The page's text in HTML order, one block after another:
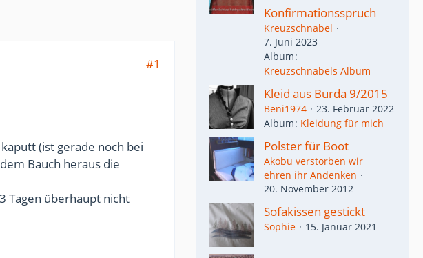
#1
(ist gerade noch bei
Bauch heraus die
Tagen überhaupt nicht
Konfirmationsspruch
Kreuzschnabel
7. Juni 2023
Album
Kreuzschnabels Album
Kleid aus Burda 9/2015
Beni1974
23. Februar 2022
Album Kleidung für mich
Polster für Boot
Akobu verstorben wir
ehren ihr Andenken
20. November 2012
Sofakissen gestickt
Sophie 15. Januar 2021